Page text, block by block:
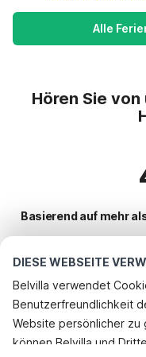
DIESE WEBSEITE
Belvilla verwendet
Benutzerfreundlichkeit
Website persönlicher zu
können Belvilla und
Alle
Hören Sie
Basierend auf mehr
Beliebteste
Top-Städte mit Top-
Kinderfreundliche
Beliebte Ausstattungen